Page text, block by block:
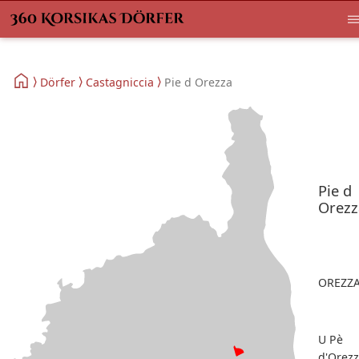
Dörfer Castagniccia Pie d Orezza
Pie d
U Pè